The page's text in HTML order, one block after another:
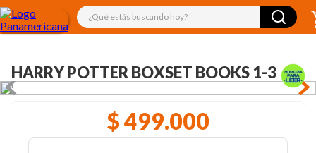
¿Qué estás buscando hoy?
HARRY POTTER BOXSET BOOKS 1-3
$499.000